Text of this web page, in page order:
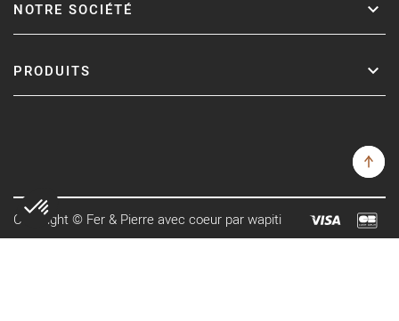
NOTRE SOCIÉTÉ
PRODUITS
Copyright © Fer & Pierre avec coeur par wapiti